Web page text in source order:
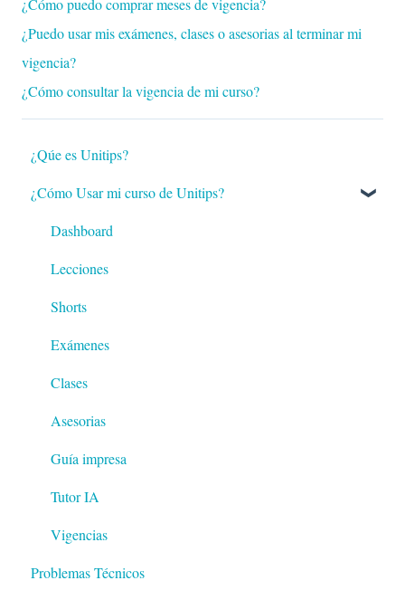
¿Cómo puedo comprar meses de vigencia?
¿Puedo usar mis exámenes, clases o asesorias al terminar mi
vigencia?
¿Cómo consultar la vigencia de mi curso?
¿Qúe es Unitips?
¿Cómo Usar mi curso de Unitips?
Dashboard
Lecciones
Shorts
Exámenes
Clases
Asesorias
Guía impresa
Tutor IA
Vigencias
Problemas Técnicos